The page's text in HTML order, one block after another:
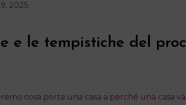
2025
e le tempistiche del
cosa porta una casa a perché una casa va